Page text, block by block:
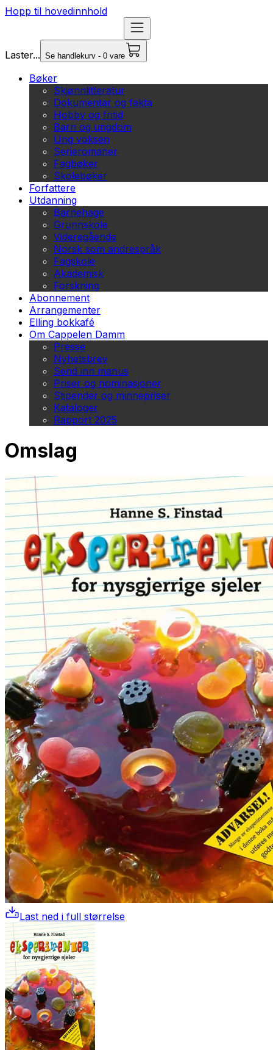
Hopp til hovedinnhold
Laster... Se handlekurv - 0 vare
Bøker
Skjønnlitteratur
Dokumentar og fakta
Hobby og fritid
Barn og ungdom
Ung voksen
Serieromaner
Fagbøker
Skolebøker
Forfattere
Utdanning
Barnehage
Grunnskole
Videregående
Norsk som andrespråk
Fagskole
Akademisk
Forskning
Abonnement
Arrangementer
Elling bokkafé
Om Cappelen Damm
Presse
Nyhetsbrev
Send inn manus
Priser og nominasjoner
Stipender og minnepriser
Kataloger
Rapport 2025
Omslag
Last ned i full størrelse